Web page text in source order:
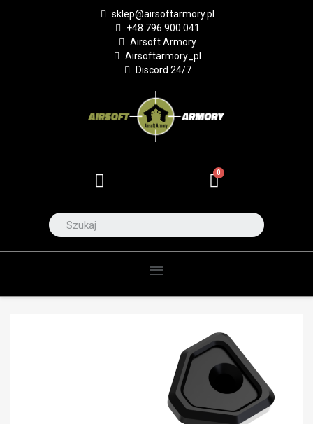
sklep@airsoftarmory.pl
+48 796 900 041
Airsoft Armory
Airsoftarmory_pl
Discord 24/7